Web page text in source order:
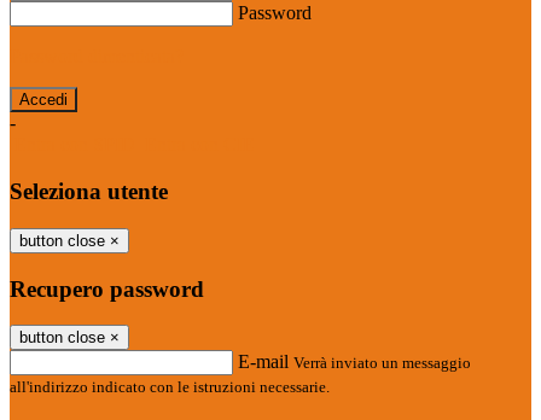
Password
-
Seleziona utente
button close ×
Recupero password
button close ×
E-mail Verrà inviato un messaggio
all'indirizzo indicato con le istruzioni necessarie.